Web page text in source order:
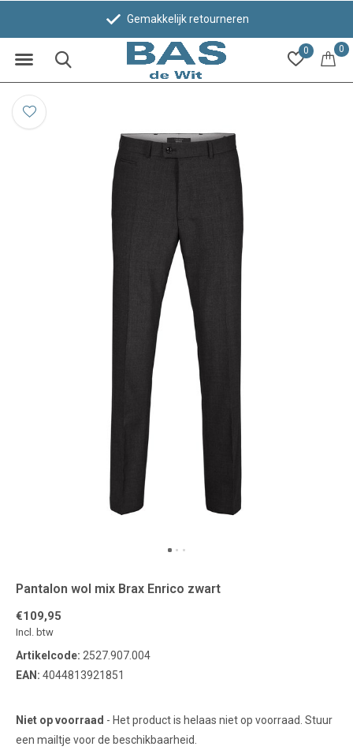
0 0
Gemakkelijk retourneren
Pantalon wol mix Brax Enrico zwart
€109,95
Incl. btw
Artikelcode: 2527.907.004
EAN: 4044813921851
Niet op voorraad - Het product is helaas niet op voorraad. Stuur
een mailtje voor de beschikbaarheid.